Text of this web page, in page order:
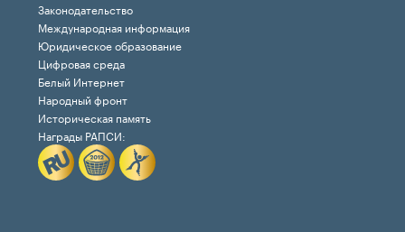
Законодательство
Международная информация
Юридическое образование
Цифровая среда
Белый Интернет
Народный фронт
Историческая память
Награды РАПСИ: